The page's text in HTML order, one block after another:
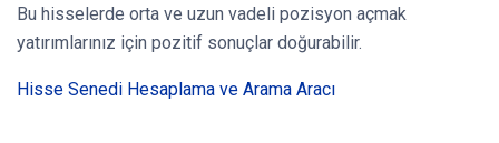
Bu hisselerde orta ve uzun vadeli pozisyon açmak
yatırımlarınız için pozitif sonuçlar doğurabilir.
Hisse Senedi Hesaplama ve Arama Aracı